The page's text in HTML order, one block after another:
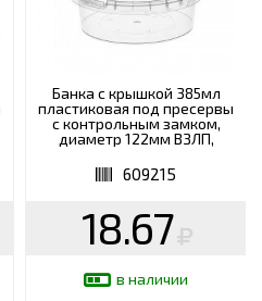
Банка с крышкой 385мл
пластиковая под пресервы
с контрольным замком,
диаметр 122мм ВЗЛП,
609215
18.67
в наличии